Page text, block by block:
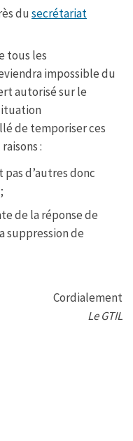
dusecrétariat
tous les
impossible du
autorisé sur le
de temporiser ces
:
d’autres donc
de la réponse de
suppression de
Cordialement
Le GTIL